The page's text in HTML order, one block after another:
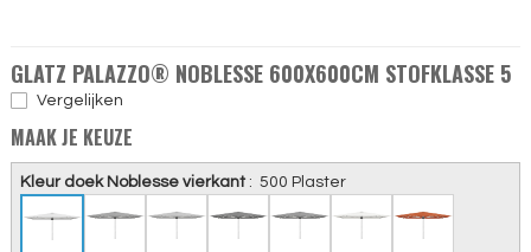
GLATZ PALAZZO® NOBLESSE 600X600CM STOFKLASSE 5
Vergelijken
MAAK JE KEUZE
Kleur doek Noblesse vierkant: 500 Plaster